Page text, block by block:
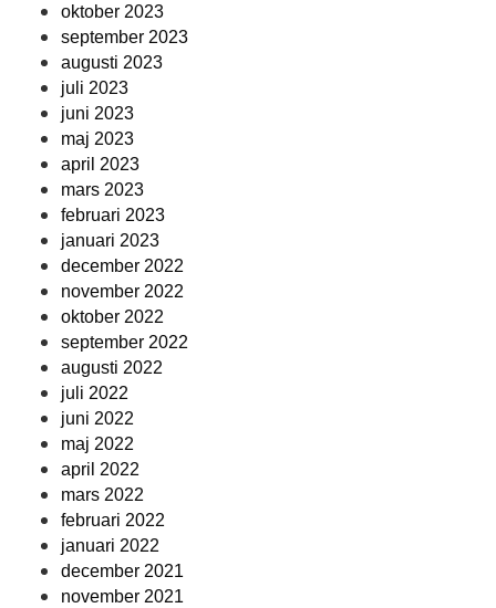
oktober 2023
september 2023
augusti 2023
juli 2023
juni 2023
maj 2023
april 2023
mars 2023
februari 2023
januari 2023
december 2022
november 2022
oktober 2022
september 2022
augusti 2022
juli 2022
juni 2022
maj 2022
april 2022
mars 2022
februari 2022
januari 2022
december 2021
november 2021